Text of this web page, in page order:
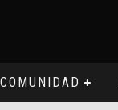
COMUNIDAD